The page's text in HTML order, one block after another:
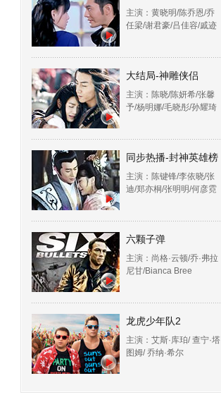
主演：黄晓明/陈乔恩/乔
任梁/谢君豪/吕佳容/戚迹
大结局-神雕侠侣
主演：陈晓/陈妍希/张馨
予/杨明娜/毛晓彤/孙耀琦
同步热播-封神英雄榜
主演：陈键锋/李依晓/张
迪/郑亦桐/张明明/何彦霓
六颗子弹
主演：尚格·云顿/乔·弗拉
尼甘/Bianca Bree
龙虎少年队2
主演：艾斯·库珀/ 查宁·塔
图姆/ 乔纳·希尔